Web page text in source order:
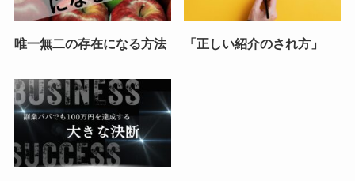
唯一無二の存在になる方法 「正しい紹介のされ方」